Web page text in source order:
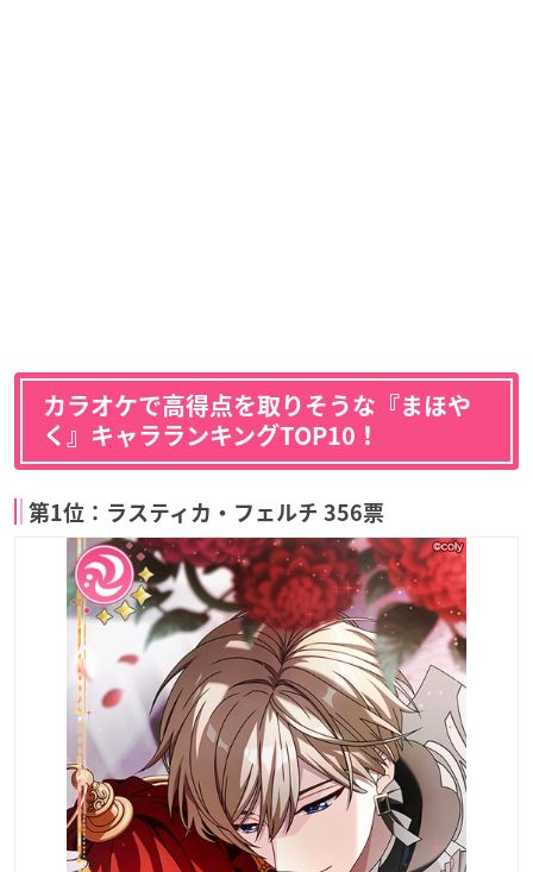
カラオケで高得点を取りそうな『まほや
く』キャラランキングTOP10！
第1位：ラスティカ・フェルチ 356票